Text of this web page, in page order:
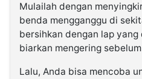
Mulailah dengan
benda mengganggu di
bersihkan dengan lap
biarkan mengering
Lalu, Anda bisa mencoba